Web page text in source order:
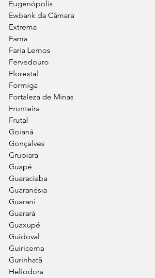
Eugenópolis
Ewbank da Câmara
Extrema
Fama
Faria Lemos
Fervedouro
Florestal
Formiga
Fortaleza de Minas
Fronteira
Frutal
Goianá
Gonçalves
Grupiara
Guapé
Guaraciaba
Guaranésia
Guarani
Guarará
Guaxupé
Guidoval
Guiricema
Gurinhatã
Heliodora